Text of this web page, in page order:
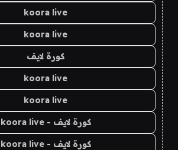
koora live
koora live
كورة لايف
koora live
koora live
كورة لايف - koora live
كورة لايف - koora live